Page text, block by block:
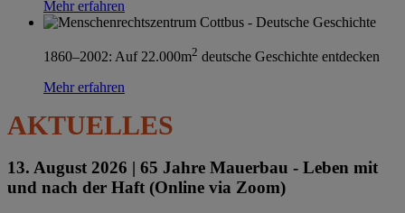
Mehr erfahren
1860–2002: Auf 22.000m2 deutsche Geschichte entdecken
Mehr erfahren
AKTUELLES
13. August 2026 | 65 Jahre Mauerbau - Leben mit
und nach der Haft (Online via Zoom)